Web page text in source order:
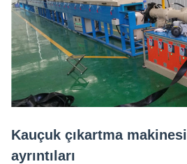
Kauçuk çıkartma
ayrıntıları